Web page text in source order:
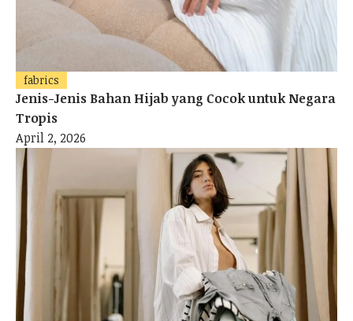
fabrics
Jenis-Jenis Bahan Hijab yang Cocok untuk Negara
Tropis
April 2, 2026